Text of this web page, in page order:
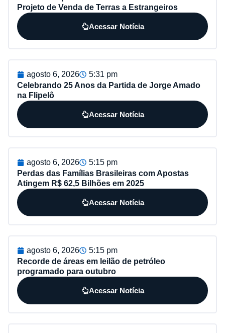
Projeto de Venda de Terras a Estrangeiros
Acessar Notícia
agosto 6, 2026
5:31 pm
Celebrando 25 Anos da Partida de Jorge Amado
na Flipelô
Acessar Notícia
agosto 6, 2026
5:15 pm
Perdas das Famílias Brasileiras com Apostas
Atingem R$ 62,5 Bilhões em 2025
Acessar Notícia
agosto 6, 2026
5:15 pm
Recorde de áreas em leilão de petróleo
programado para outubro
Acessar Notícia